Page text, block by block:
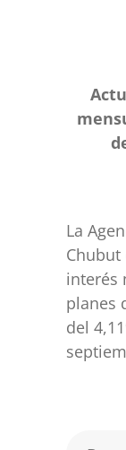
La
Chubut
interés
planes
del